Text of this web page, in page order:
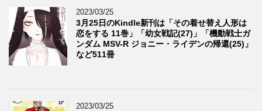
2023/03/25
3月25日のKindle新刊は「その着せ替え人形は
恋をする 11巻」「幼女戦記(27)」「機動戦士ガ
ンダム MSV-R ジョニー・ライデンの帰還(25)」
など511冊
2023/03/25